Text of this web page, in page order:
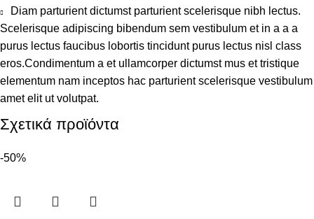
Diam parturient dictumst parturient scelerisque nibh lectus.
Scelerisque adipiscing bibendum sem vestibulum et in a a a
purus lectus faucibus lobortis tincidunt purus lectus nisl class
eros.Condimentum a et ullamcorper dictumst mus et tristique
elementum nam inceptos hac parturient scelerisque vestibulum
amet elit ut volutpat.
Σχετικά προϊόντα
-50%